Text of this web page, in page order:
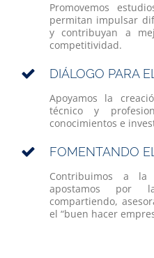
Promovemos
permitan impulsar
y contribuyan a
competitividad.
DIÁLOGO PARA
Apoyamos la
técnico y
conocimientos e
FOMENTANDO
Contribuimos a
apostamos por
compartiendo,
el “buen hacer